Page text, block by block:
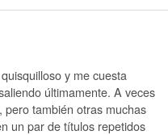
y me cuesta
últimamente. A veces
también otras muchas
un par de títulos repetidos